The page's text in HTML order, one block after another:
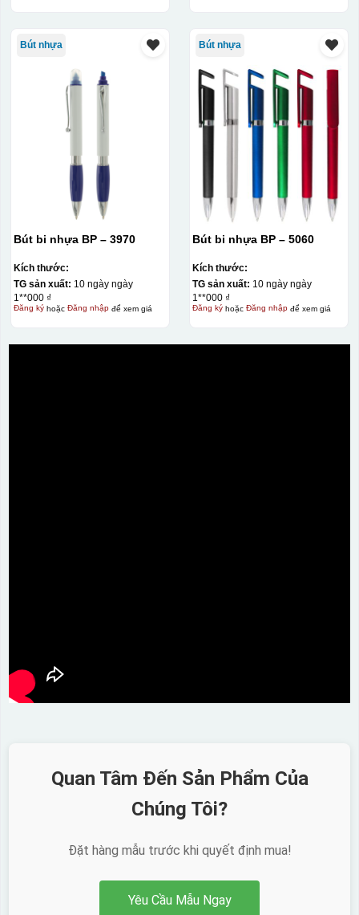
Bút nhựa
Bút bi nhựa BP – 3970
Kích thước:
TG sản xuất: 10 ngày ngày
1**000 ₫
Đăng kýhoặc Đăng nhậpđể xem giá
Bút nhựa
Bút bi nhựa BP – 5060
Kích thước:
TG sản xuất: 10 ngày ngày
1**000 ₫
Đăng kýhoặc Đăng nhậpđể xem giá
Quan Tâm Đến Sản Phẩm Của
Chúng Tôi?
Đặt hàng mẫu trước khi quyết định mua!
Yêu Cầu Mẫu Ngay